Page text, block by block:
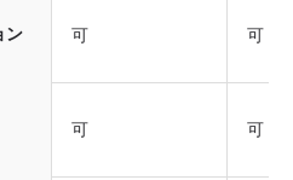
ン 可 可
可 可